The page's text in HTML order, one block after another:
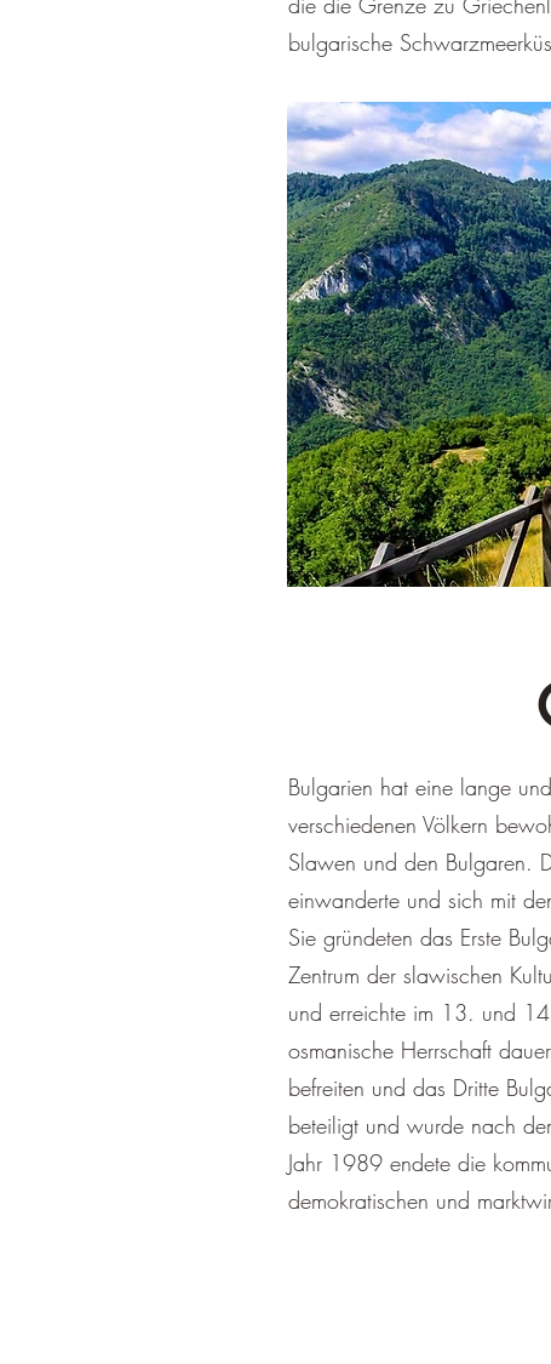
bulgarische
Bulgarien hat eine lange
verschiedenen Völkern
Slawen und den Bulgaren.
einwanderte und sich mit
Sie gründeten das Erste
Zentrum der slawischen
und erreichte im 13. und
osmanische Herrschaft
befreiten und das Dritte
beteiligt und wurde nach
Jahr 1989 endete die
demokratischen und